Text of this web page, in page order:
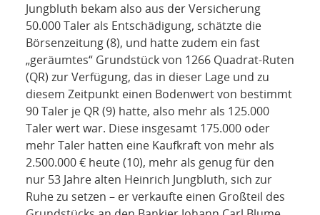
Jungbluth bekam also aus der Versicherung
50.000 Taler als Entschädigung, schätzte die
Börsenzeitung (8), und hatte zudem ein fast
„geräumtes“ Grundstück von 1266 Quadrat-Ruten
(QR) zur Verfügung, das in dieser Lage und zu
diesem Zeitpunkt einen Bodenwert von bestimmt
90 Taler je QR (9) hatte, also mehr als 125.000
Taler wert war. Diese insgesamt 175.000 oder
mehr Taler hatten eine Kaufkraft von mehr als
2.500.000 € heute (10), mehr als genug für den
nur 53 Jahre alten Heinrich Jungbluth, sich zur
Ruhe zu setzen – er verkaufte einen Großteil des